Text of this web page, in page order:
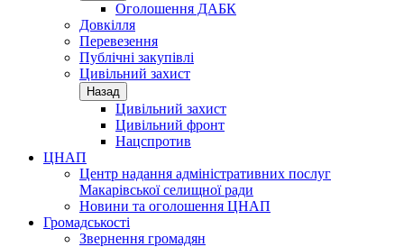
Оголошення ДАБК
Довкілля
Перевезення
Публічні закупівлі
Цивільний захист
Назад
Цивільний захист
Цивільний фронт
Нацспротив
ЦНАП
Центр надання адміністративних послуг
Макарівської селищної ради
Новини та оголошення ЦНАП
Громадськості
Звернення громадян